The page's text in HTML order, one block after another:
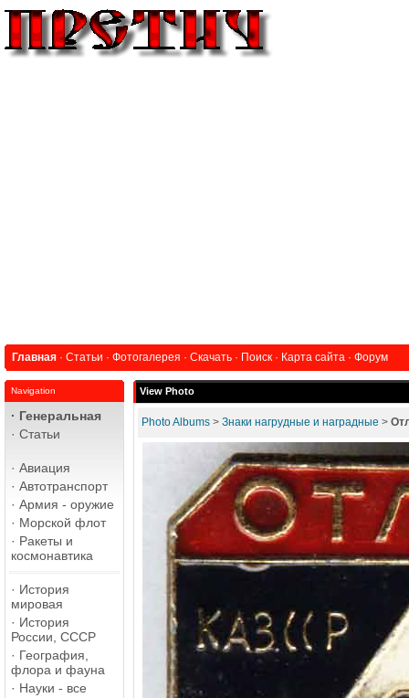
Главная · Статьи · Фотогалерея · Скачать · Поиск · Карта сайта · Форум
Navigation
· Генеральная
· Статьи
· Авиация
· Автотранспорт
· Армия - оружие
· Морской флот
· Ракеты и
космонавтика
· История
мировая
· История
России, СССР
· География,
флора и фауна
· Науки - все
View Photo
Photo Albums > Знаки нагрудные и наградные >